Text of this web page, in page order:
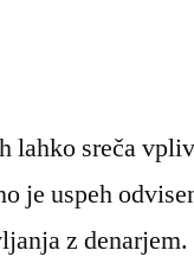
lahko sreča
je uspeh
z